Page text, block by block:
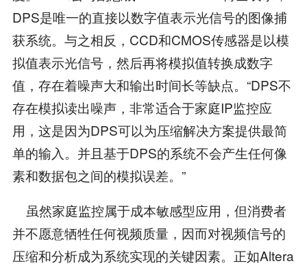
DPS是唯一的直接以数字值表示光信号的图像捕
获系统。与之相反，CCD和CMOS传感器是以模
拟值表示光信号，然后再将模拟值转换成数字
值，存在着噪声大和输出时间长等缺点。“DPS不
存在模拟读出噪声，非常适合于家庭IP监控应
用，这是因为DPS可以为压缩解决方案提供最简
单的输入。并且基于DPS的系统不会产生任何像
素和数据包之间的模拟误差。”
虽然家庭监控属于成本敏感型应用，但消费者
并不愿意牺牲任何视频质量，因而对视频信号的
压缩和分析成为系统实现的关键因素。正如Altera